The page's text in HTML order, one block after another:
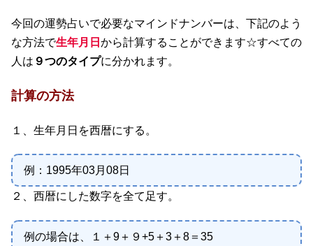
今回の運勢占いで必要なマインドナンバーは、下記のよう
な方法で生年月日 から計算することができます☆すべての
人は ９つのタイプに分かれます。
計算の方法
１、生年月日を西暦にする。
例：1995年03月08日
２、西暦にした数字を全て足す。
例の場合は、１＋9＋９+5＋3＋8＝35